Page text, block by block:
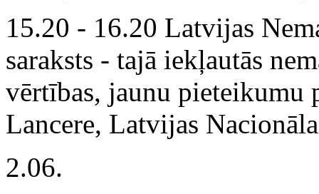
15.20 - 16.20 Latvijas
saraksts - tajā iekļautās
vērtības, jaunu pieteikumu
Lancere, Latvijas
2.06.